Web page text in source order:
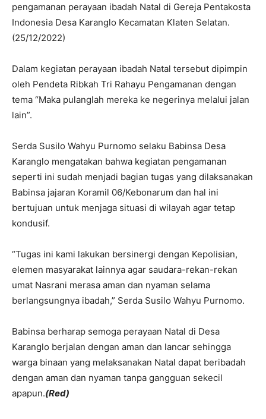
pengamanan perayaan ibadah Natal di Gereja Pentakosta
Indonesia Desa Karanglo Kecamatan Klaten Selatan.
(25/12/2022)
Dalam kegiatan perayaan ibadah Natal tersebut dipimpin
oleh Pendeta Ribkah Tri Rahayu Pengamanan dengan
tema “Maka pulanglah mereka ke negerinya melalui jalan
lain”.
Serda Susilo Wahyu Purnomo selaku Babinsa Desa
Karanglo mengatakan bahwa kegiatan pengamanan
seperti ini sudah menjadi bagian tugas yang dilaksanakan
Babinsa jajaran Koramil 06/Kebonarum dan hal ini
bertujuan untuk menjaga situasi di wilayah agar tetap
kondusif.
“Tugas ini kami lakukan bersinergi dengan Kepolisian,
elemen masyarakat lainnya agar saudara-rekan-rekan
umat Nasrani merasa aman dan nyaman selama
berlangsungnya ibadah,” Serda Susilo Wahyu Purnomo.
Babinsa berharap semoga perayaan Natal di Desa
Karanglo berjalan dengan aman dan lancar sehingga
warga binaan yang melaksanakan Natal dapat beribadah
dengan aman dan nyaman tanpa gangguan sekecil
apapun.(Red)